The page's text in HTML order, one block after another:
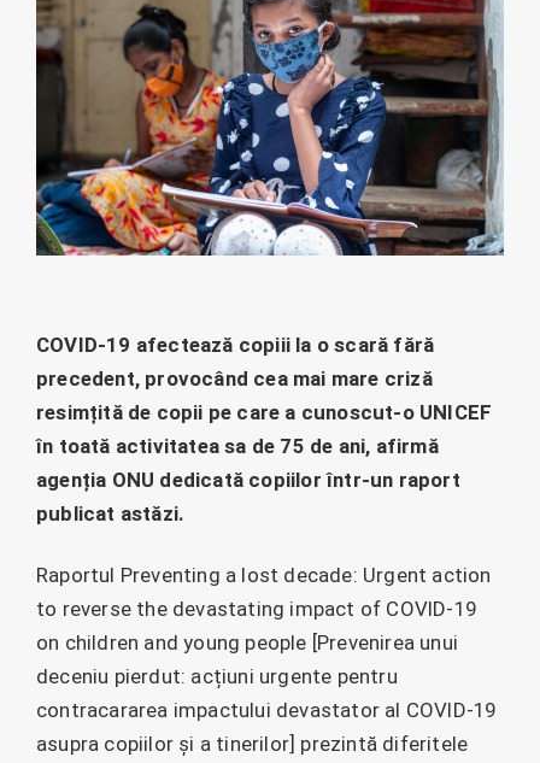
COVID-19 afectează copiii la o scară fără
precedent, provocând cea mai mare criză
resimțită de copii pe care a cunoscut-o UNICEF
în toată activitatea sa de 75 de ani, afirmă
agenția ONU dedicată copiilor într-un raport
publicat astăzi.
Raportul Preventing a lost decade: Urgent action
to reverse the devastating impact of COVID-19
on children and young people [Prevenirea unui
deceniu pierdut: acțiuni urgente pentru
contracararea impactului devastator al COVID-19
asupra copiilor și a tinerilor] prezintă diferitele